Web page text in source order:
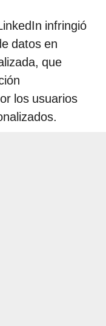
infringió
datos en
que
los usuarios